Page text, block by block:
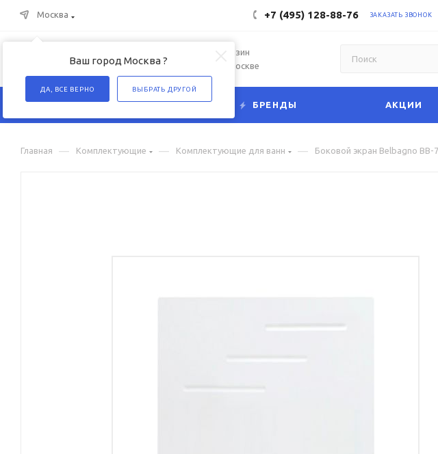
Москва
Ваш город Москва ?
ДА, ВСЕ ВЕРНО ВЫБРАТЬ ДРУГОЙ
+7 (495) 128-88-76 ЗАКАЗАТЬ ЗВОНОК
Интернет-магазин
сантехники в Москве
КАТАЛОГ БРЕНДЫ АКЦИИ
Главная — Комплектующие — Комплектующие для ванн — Боковой экран Belbagno BB-